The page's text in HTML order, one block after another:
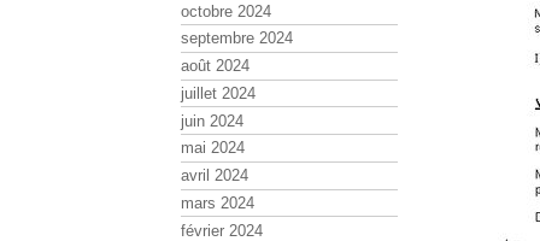
octobre 2024
septembre 2024
août 2024
juillet 2024
juin 2024
mai 2024
avril 2024
mars 2024
février 2024